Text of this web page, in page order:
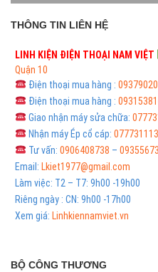
THÔNG TIN LIÊN HỆ
LINH KIỆN ĐIỆN THOẠI NAM VIỆT
Quận 10
Điện thoại mua hàng :
Điện thoại mua hàng :
Giao nhận máy sửa chữa:
Nhận máy Ép cổ cáp:
Tư vấn: 0906408738 –
Email: Lkiet1977@gmail.com
Làm việc: T2 – T7: 9h00 -19h00
Riêng ngày : CN: 9h00 -17h00
Xem giá: Linhkiennamviet.vn
BỘ CÔNG THƯƠNG